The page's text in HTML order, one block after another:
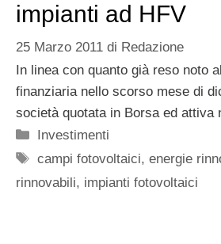
impianti ad HFV
25 Marzo 2011 di Redazione
In linea con quanto già reso noto
finanziaria nello scorso mese di
società quotata in Borsa ed attiva
Categorie
Investimenti
Tag
campi fotovoltaici,energie
rinnovabili, impianti fotovoltaici